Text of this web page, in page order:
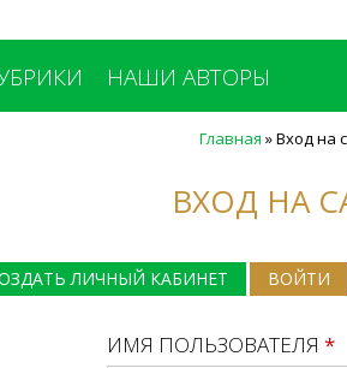
НАШИ АВТОРЫ
Главная »Вход на
ВХОД НА
ЛИЧНЫЙ КАБИНЕТ ВОЙТИ
ИМЯ ПОЛЬЗОВАТЕЛЯ *